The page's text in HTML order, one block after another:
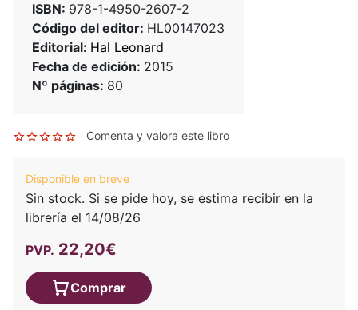
ISBN: 978-1-4950-2607-2
Código del editor: HL00147023
Editorial: Hal Leonard
Fecha de edición: 2015
Nº páginas: 80
Comenta y valora este libro
Disponible en breve
Sin stock. Si se pide hoy, se estima recibir en la
librería el 14/08/26
PVP. 22,20€
Comprar